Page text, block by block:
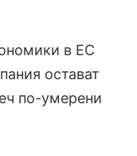
в ЕС
остават
по-умерени